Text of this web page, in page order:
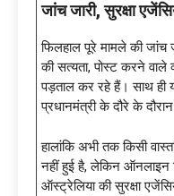
जांच जारी, सुरक्षा
फिलहाल पूरे मामले की जांच
की सत्यता, पोस्ट करने वाले
पड़ताल कर रहे हैं। साथ ही
प्रधानमंत्री के दौरे के
हालांकि अभी तक किसी
नहीं हुई है, लेकिन ऑनलाइन
ऑस्ट्रेलिया की सुरक्षा